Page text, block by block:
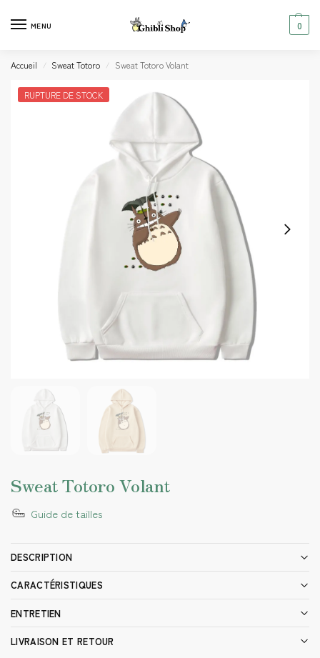
MENU 0
Accueil / Sweat Totoro / Sweat Totoro Volant
RUPTURE DE STOCK
Sweat Totoro Volant
Guide de tailles
DESCRIPTION
CARACTÉRISTIQUES
ENTRETIEN
LIVRAISON ET RETOUR